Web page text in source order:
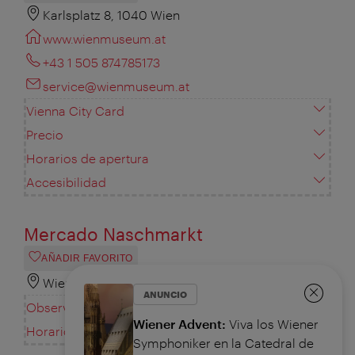
Karlsplatz 8, 1040 Wien
www.wienmuseum.at
+43 1 505 874785173
service@wienmuseum.at
Vienna City Card
Precio
Horarios de apertura
Accesibilidad
Mercado Naschmarkt
AÑADIR FAVORITO
Wienzeile, 1060 Wien
Observaciones
Horarios de apertura
ANUNCIO
Wiener Advent: Viva los Wiener
Symphoniker en la Catedral de